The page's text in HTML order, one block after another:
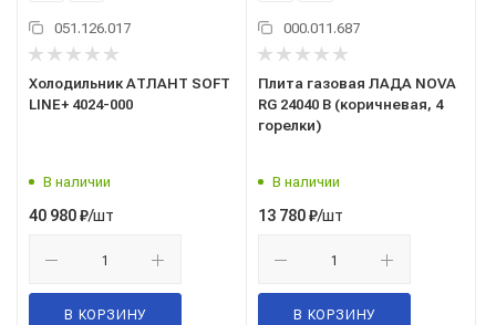
051.126.017
Холодильник АТЛАНТ SOFT
LINE+ 4024-000
В наличии
40 980₽/шт
В КОРЗИНУ
000.011.687
Плита газовая ЛАДА NOVA
RG 24040 B (коричневая, 4
горелки)
В наличии
13 780₽/шт
В КОРЗИНУ